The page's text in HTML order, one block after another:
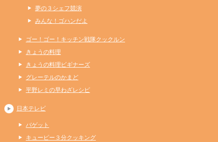
夢の３シェフ競演
みんな！ゴハンだよ
ゴー！ゴー！キッチン戦隊クックルン
きょうの料理
きょうの料理ビギナーズ
グレーテルのかまど
平野レミの早わざレシピ
日本テレビ
バゲット
キューピー３分クッキング